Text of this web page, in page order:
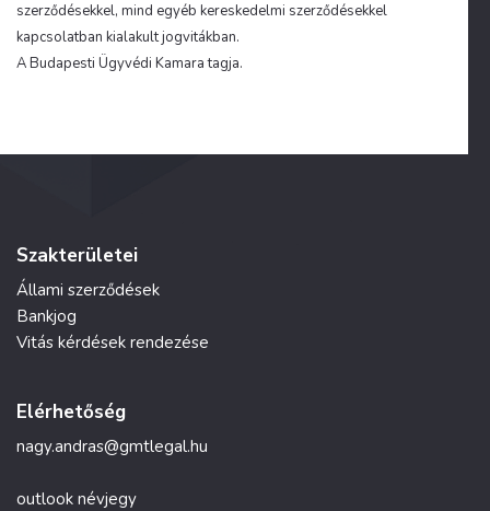
szerződésekkel, mind egyéb kereskedelmi szerződésekkel
kapcsolatban kialakult jogvitákban.
A Budapesti Ügyvédi Kamara tagja.
Szakterületei
Állami szerződések
Bankjog
Vitás kérdések rendezése
Elérhetőség
nagy.andras@gmtlegal.hu
outlook névjegy